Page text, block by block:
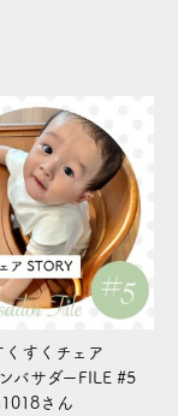
すくチェア
バサダーFILE #5
さん